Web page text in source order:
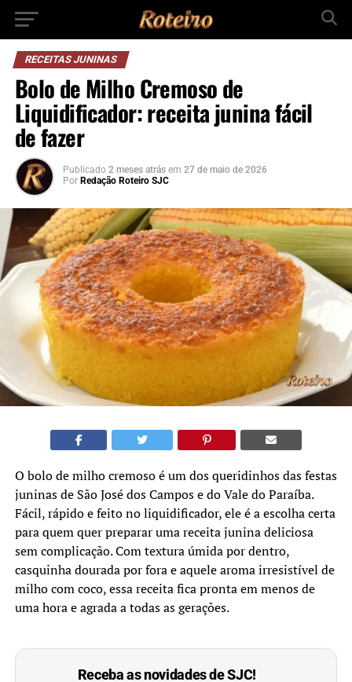
RECEITAS JUNINAS
Bolo de Milho Cremoso de
Liquidificador: receita junina fácil
de fazer
Publicado 2 meses atrás em 27 de maio de 2026
Por Redação Roteiro SJC
O bolo de milho cremoso é um dos queridinhos das festas
juninas de São José dos Campos e do Vale do Paraíba.
Fácil, rápido e feito no liquidificador, ele é a escolha certa
para quem quer preparar uma receita junina deliciosa
sem complicação. Com textura úmida por dentro,
casquinha dourada por fora e aquele aroma irresistível de
milho com coco, essa receita fica pronta em menos de
uma hora e agrada a todas as gerações.
Receba as novidades de SJC!